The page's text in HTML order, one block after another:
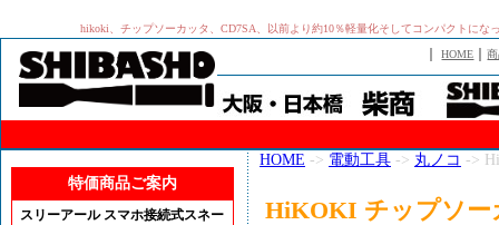
hikoki、チップソーカッタ、CD7SA、以前より約10％軽量化そしてコンパクトに
｜HOME ｜
特価商品ご案内
スリーアール スマホ接続式スネー
HOME -> 電動工具 -> 丸ノコ ->
HiKOKI チップソ